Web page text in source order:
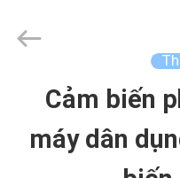
TRANG
CHỦ
2026
SHANGHAI
Reserved.
Cảm biến
máy dân